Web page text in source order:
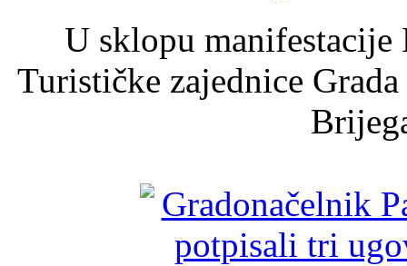
U sklopu
Turističke zajednice